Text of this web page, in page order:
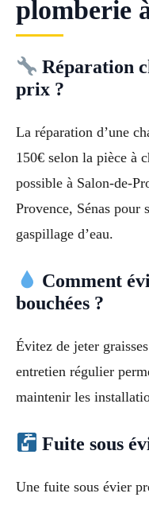
plomberie
Réparation
prix ?
La réparation d’une
150€ selon la pièce à
possible à Salon-de-
Provence, Sénas
gaspillage d’eau.
Comment
bouchées ?
Évitez de jeter
entretien régulier
maintenir les
Fuite sous
Une fuite sous évier